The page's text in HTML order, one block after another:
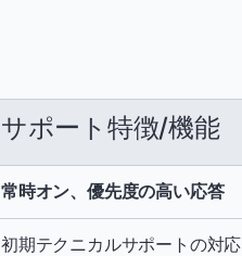
サポート特徴/機能
常時オン、優先度の高い応答
初期テクニカルサポートの対応